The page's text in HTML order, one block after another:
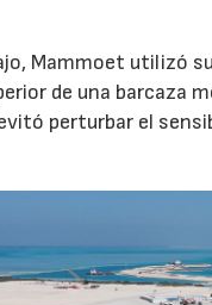
Mammoet utilizó
de una barcaza
perturbar el